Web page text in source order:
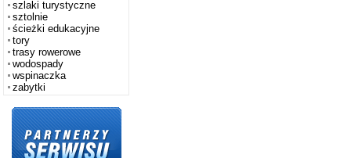
szlaki turystyczne
sztolnie
ścieżki edukacyjne
tory
trasy rowerowe
wodospady
wspinaczka
zabytki